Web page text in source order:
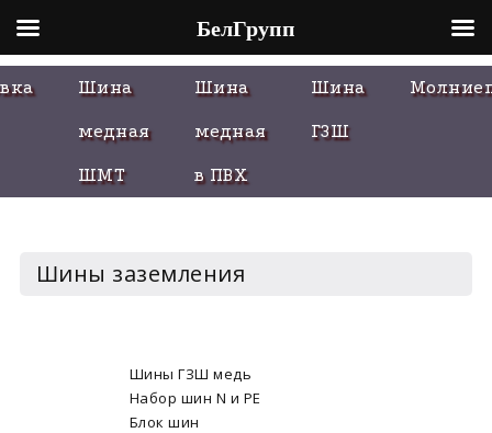
Skip
to
Шина
медная
ШМТ
Шина
медная
в ПВХ
Шина
ГЗШ
Шины заземления
Шины ГЗШ медь
Набор шин N и PE
Блок шин
БелГрупп